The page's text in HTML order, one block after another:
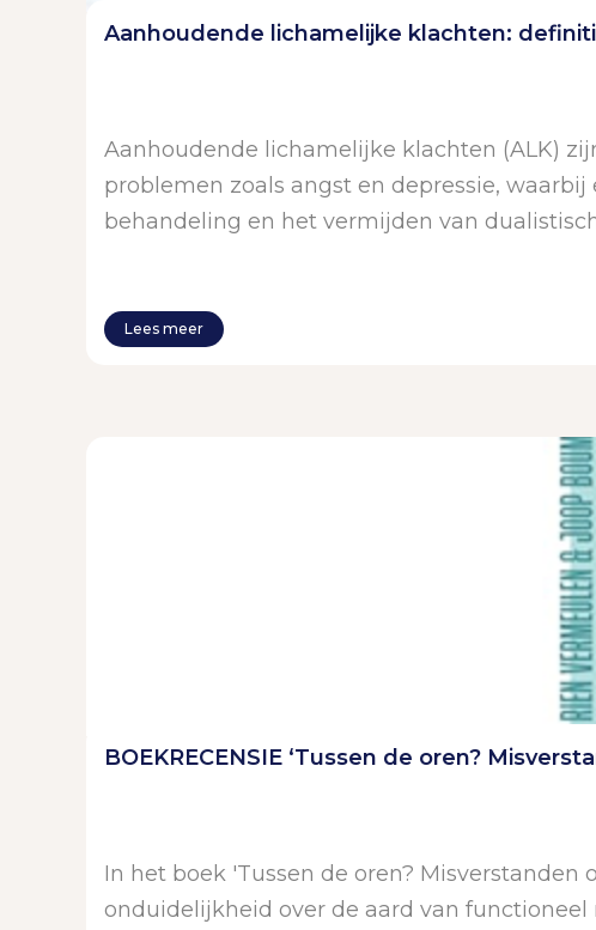
Aanhoudende lichamelijke klachten:
Aanhoudende lichamelijke klachten (ALK)
problemen zoals angst en depressie,
behandeling en het vermijden van
Lees meer
BOEKRECENSIE ‘Tussen de oren?
In het boek 'Tussen de oren?
onduidelijkheid over de aard van